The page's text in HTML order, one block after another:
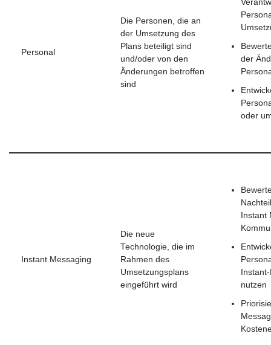
Personal
Die Personen, die an
der Umsetzung des
Plans beteiligt sind
und/oder von den
Änderungen betroffen
sind
der
oder
Instant Messaging
Die neue
Technologie, die im
Rahmen des
Umsetzungsplans
eingeführt wird
Instant
nutzen